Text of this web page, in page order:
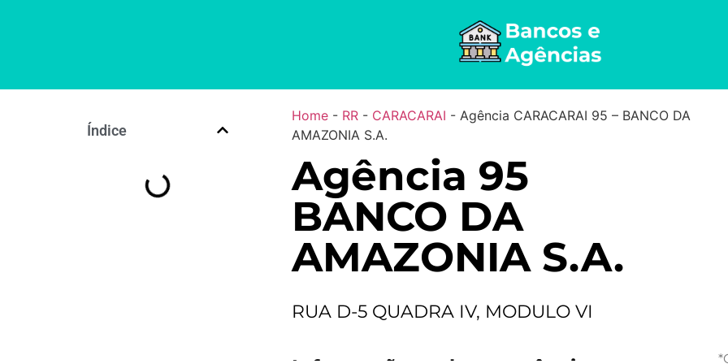
Índice
Home- RR- CARACARAI - Agência CARACARAI 95 – BANCO DA
AMAZONIA S.A.
Agência 95
BANCO DA
AMAZONIA S.A.
RUA D-5 QUADRA IV, MODULO VI